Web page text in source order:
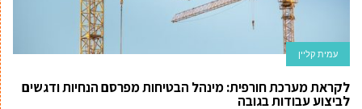
עמית קליין
לקראת מערכת חורפית: מינהל הבטיחות מפרסם הנחיות ודגשים
לביצוע עבודות בגובה